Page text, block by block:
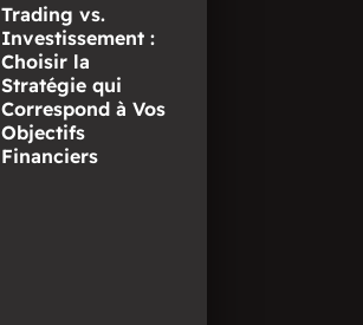
Trading vs.
Investissement :
Choisir la
Stratégie qui
Correspond à Vos
Objectifs
Financiers